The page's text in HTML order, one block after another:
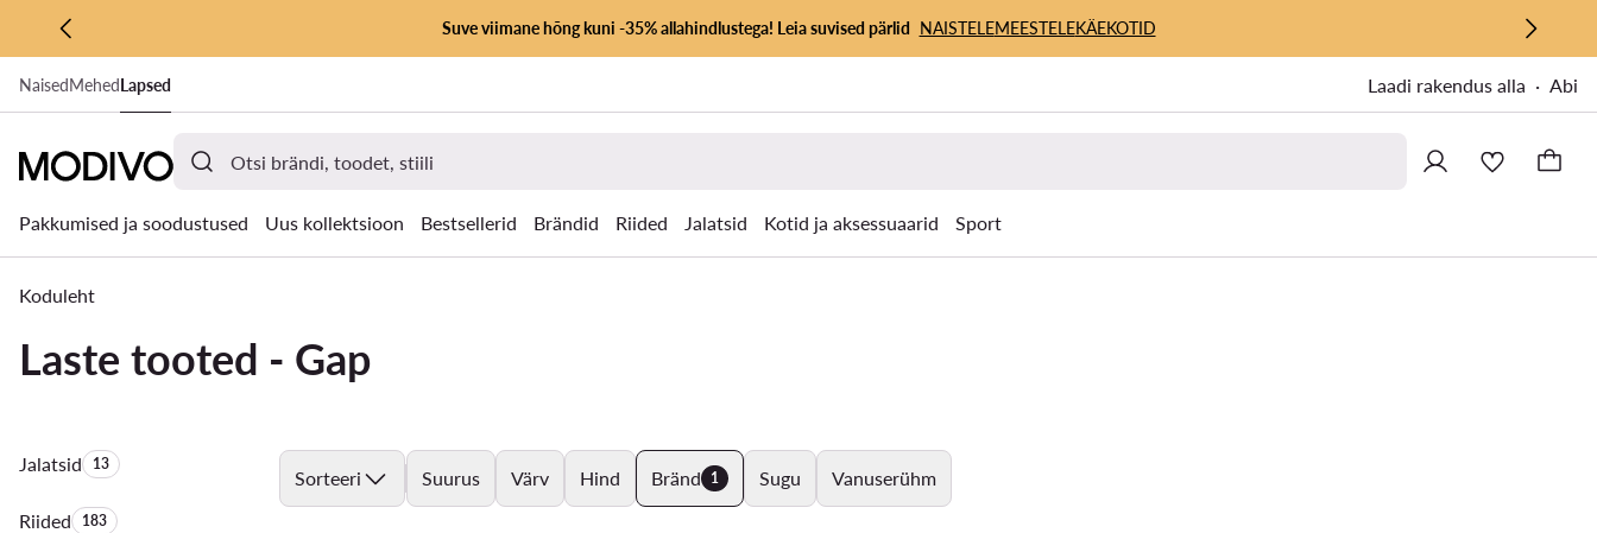
LIIGU PÕHISISU JUURDE
MINE OTSINGUSSE
Suve viimane hõng kuni -35% allahindlustega! Leia suvised pärlid NAISTELEMEESTELEKÄEKOTID
NaisedMehedLapsed Laadi rakendus alla Abi
Pakkumised ja soodustused Uus kollektsioon Bestsellerid Brändid Riided Jalatsid Kotid ja aksessuaarid Sport
Koduleht
Laste tooted - Gap
JalatsidToodete arv:
13
RiidedToodete arv:
183
Sorteeri Suurus Värv Hind Bränd 1 Sugu Vanuserühm